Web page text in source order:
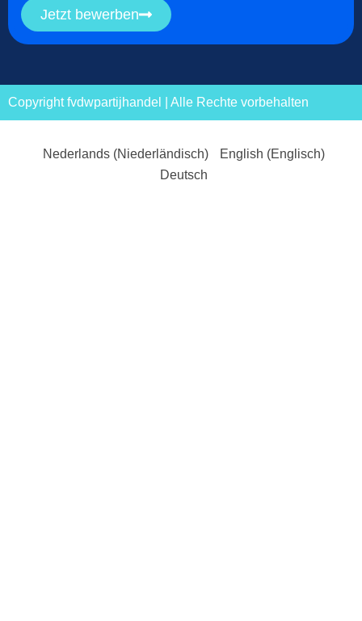
Jetzt bewerben
Copyright fvdwpartijhandel | Alle Rechte vorbehalten
Nederlands(Niederländisch) English (Englisch)
Deutsch